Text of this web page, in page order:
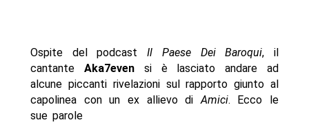
Ospite del podcastIl Paese Dei Baroqui, il
cantante Aka7evensi è lasciato andare ad
alcune piccanti rivelazioni sul rapporto giunto al
capolinea con un ex allievo diAmici. Ecco le
sue parole